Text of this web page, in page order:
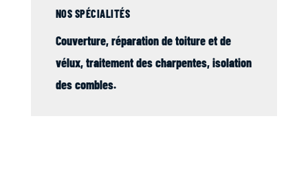
NOS SPÉCIALITÉS
Couverture, réparation detoitureet de
vélux,traitement des charpentes,isolation
des combles.